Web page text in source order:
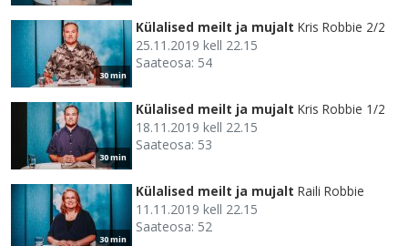
30 min
Külalised meilt ja mujalt Kris Robbie 2/2
25.11.2019 kell 22.15
Saateosa: 54
30 min
Külalised meilt ja mujalt Kris Robbie 1/2
18.11.2019 kell 22.15
Saateosa: 53
30 min
Külalised meilt ja mujalt Raili Robbie
11.11.2019 kell 22.15
Saateosa: 52